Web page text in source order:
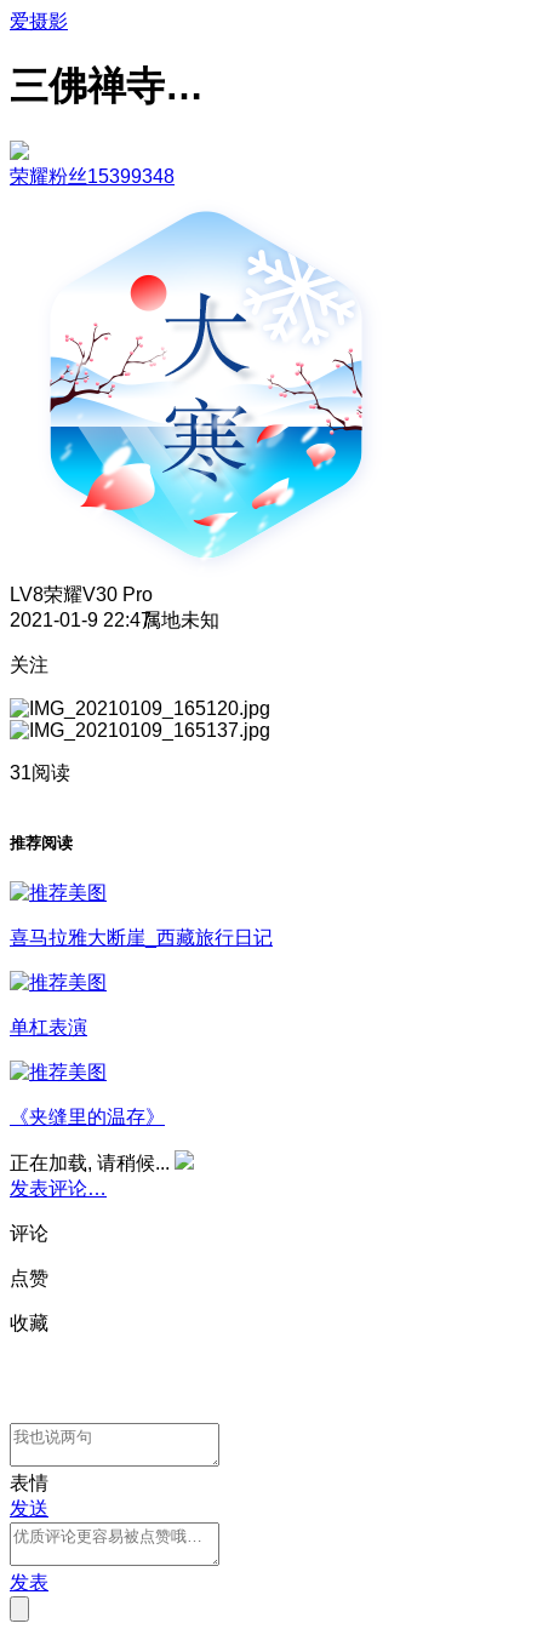
爱摄影
三佛禅寺…
荣耀粉丝15399348
LV8荣耀V30 Pro
2021-01-9 22:47属地未知
关注
31阅读
推荐阅读
喜马拉雅大断崖_西藏旅行日记
单杠表演
《夹缝里的温存》
正在加载, 请稍候...
发表评论…
评论
点赞
收藏
表情
发送
发表